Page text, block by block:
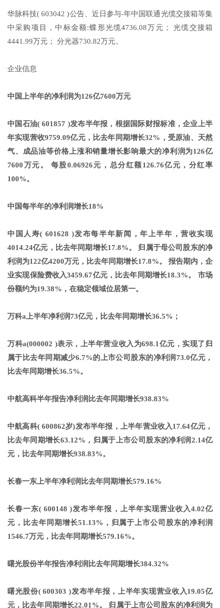
华脉科技( 603042 )公告、近日参与-年中国联通光缆交接箱等集
中采购项目，中标金额:蝶形光缆4736.08万元； 光缆交接箱
4441.99万元； 分光器730.82万元。
企业信息
中国上半年的净利润为126亿7600万元
中国石油( 601857 )发布半年报，根据国际财报标准，企业上半
年实现营收9759.09亿元，比去年同期增长32%，受原油、天然
气、成品油等价格上涨和销量增长影响最大的净利润为126亿
7600万元。 每股0.06926元，总分红额126.76亿元，分红率
100%。
中国每半年的净利润增长18%
中国人寿( 601628 )发布每半年新闻，年上半年，营收实现
4014.24亿元，比去年同期增长17.8%。 归属于母公司股东的净
利润为122亿4200万元，比去年同期增长17.8%。 报告期内，企
业实现保险费收入3459.67亿元，比去年同期增长18.3%。 市场
份额约为19.38%，在稳定领域位居第一。
万科a上半年净利润73亿元，比去年同期增长36.5%；
万科a(000002 )表示，上半年营业收入为698.1亿元，实现了归
属于比去年同期减少6.7%的上市公司股东的净利润73.0亿元，
比去年同期增长36.5%。
中航高科半年报告净利润比去年同期增长938.83%
中航高科( 600862岁)发布半年报，上半年营业收入17.64亿元，
比去年同期增长63.12%，归属于上市公司股东的净利润2.14亿
元，比去年同期增长938.83%。
长春一东上半年净利润比去年同期增长579.16%
长春一东( 600148 )发布半年报，上半年实现营业收入4.02亿
元，比去年同期增长51.13%，归属于上市公司股东的净利润
1546.7万元，比去年同期增长579.16%。
曙光股份半年报告净利润比去年同期增长384.32%
曙光股份( 600303 )发布半年报，上半年实现营业收入19.05亿
元，比去年同期增长22.01%。 归属于上市公司股东的净利润为